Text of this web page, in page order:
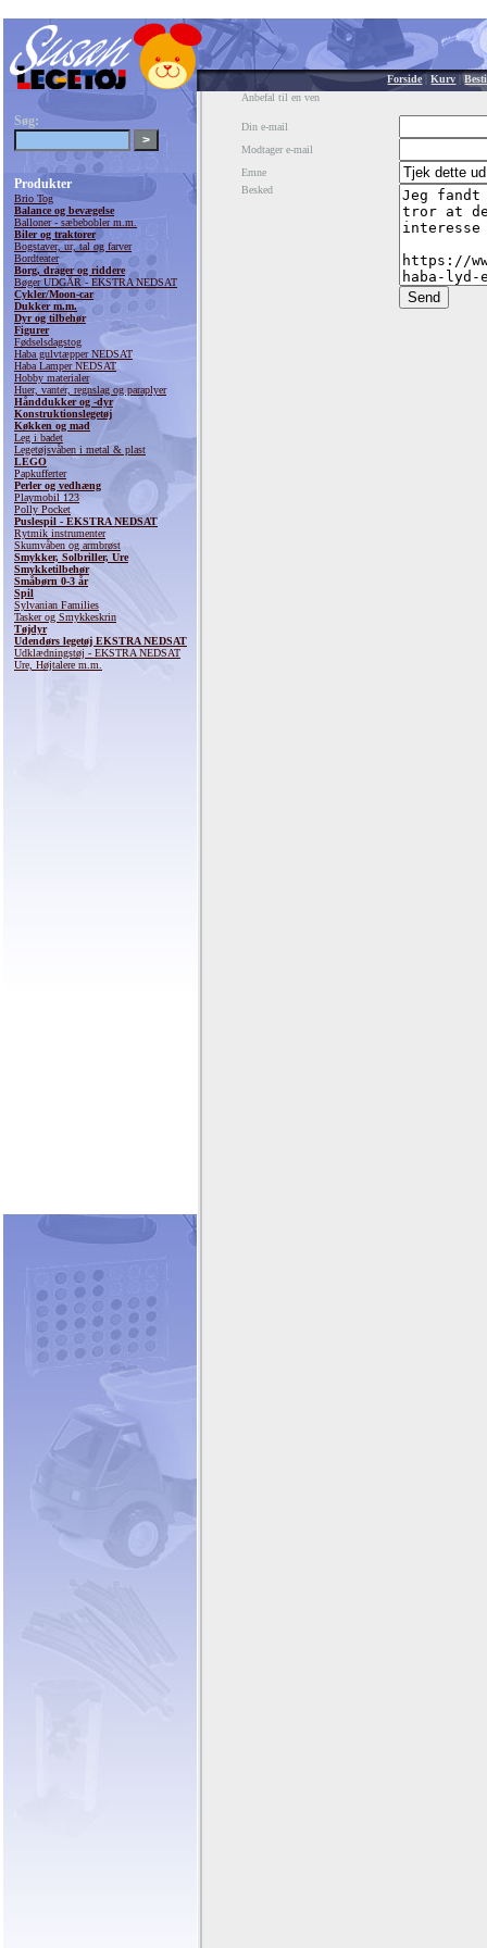
Forside|Kurv |
Søg:
Produkter
Brio Tog
Balance og bevægelse
Balloner - sæbebobler m.m.
Biler og traktorer
Bogstaver, ur, tal og farver
Bordteater
Borg, drager og riddere
Bøger UDGÅR - EKSTRA NEDSAT
Cykler/Moon-car
Dukker m.m.
Dyr og tilbehør
Figurer
Fødselsdagstog
Haba gulvtæpper NEDSAT
Haba Lamper NEDSAT
Hobby materialer
Huer, vanter, regnslag og paraplyer
Hånddukker og -dyr
Konstruktionslegetøj
Køkken og mad
Leg i badet
Legetøjsvåben i metal & plast
LEGO
Papkufferter
Perler og vedhæng
Playmobil 123
Polly Pocket
Puslespil - EKSTRA NEDSAT
Rytmik instrumenter
Skumvåben og armbrøst
Smykker, Solbriller, Ure
Smykketilbehør
Småbørn 0-3 år
Spil
Sylvanian Families
Tasker og Smykkeskrin
Tøjdyr
Udendørs legetøj EKSTRA NEDSAT
Udklædningstøj - EKSTRA NEDSAT
Ure, Højtalere m.m.
Anbefal til en ven
Din e-mail
Modtager e-mail
Emne
Besked